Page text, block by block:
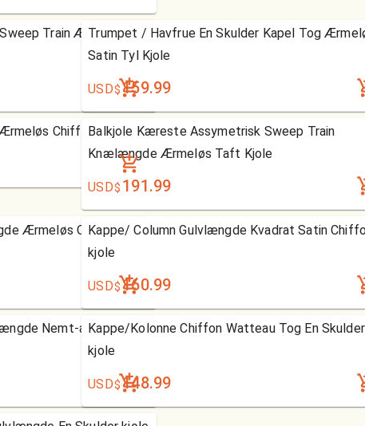
Train Ærmeløs Tyl
Trumpet / Havfrue En Skulder Kapel Tog
Satin Tyl Kjole
USD$ 159.99
Chiffon KjoleBalkjole Kæreste Assymetrisk Sweep Train
Knælængde Ærmeløs Taft Kjole
USD$ 191.99
Ærmeløs OrganzaKappe/ Column Gulvlængde Kvadrat Satin
kjole
USD$ 160.99
Nemt-af-Kappe/Kolonne Chiffon Watteau Tog En Skulder
kjole
USD$ 148.99